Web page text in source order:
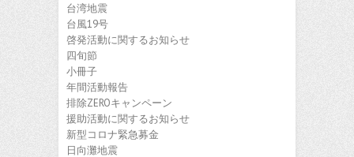
台湾地震
台風19号
啓発活動に関するお知らせ
四旬節
小冊子
年間活動報告
排除ZEROキャンペーン
援助活動に関するお知らせ
新型コロナ緊急募金
日向灘地震